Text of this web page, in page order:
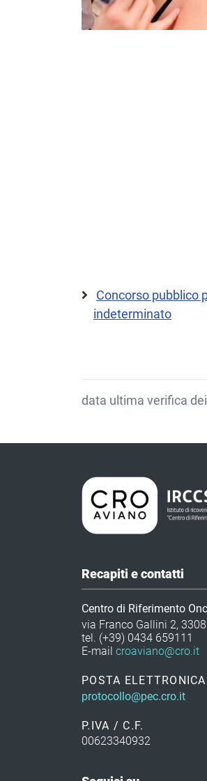
Concorso pubblico
indeterminato
data ultima verifica
Recapiti e contatti
Centro di Riferimento
via Franco Gallini 2,
tel. (+39) 0434 659111
E-mail croaviano@cro.it
POSTA
protocollo@pec.cro.it
P.IVA / C.F.
00623340932